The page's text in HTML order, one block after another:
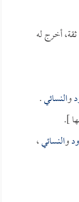
ثقة، أخرج له
والنسائي.
].
والنسائي،